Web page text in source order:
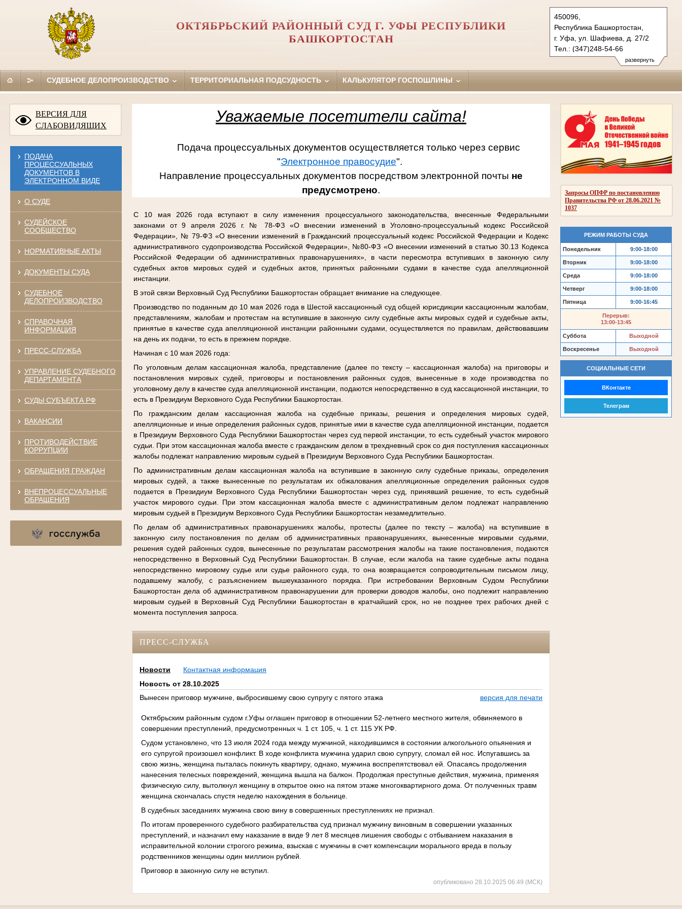
развернуть
450096,
Республика Башкортостан,
г. Уфа, ул. Шафиева, д. 27/2
Тел.: (347)248-54-66
oktiabrsky.bkr@sudrf.ru
схема проезда
ОКТЯБРЬСКИЙ РАЙОННЫЙ СУД Г. УФЫ РЕСПУБЛИКИ
БАШКОРТОСТАН
СУДЕБНОЕ ДЕЛОПРОИЗВОДСТВО ТЕРРИТОРИАЛЬНАЯ ПОДСУДНОСТЬ КАЛЬКУЛЯТОР ГОСПОШЛИНЫ
ВЕРСИЯ ДЛЯ
СЛАБОВИДЯЩИХ
ПОДАЧА
ПРОЦЕССУАЛЬНЫХ
ДОКУМЕНТОВ В
ЭЛЕКТРОННОМ ВИДЕ
О СУДЕ
СУДЕЙСКОЕ
СООБЩЕСТВО
НОРМАТИВНЫЕ АКТЫ
ДОКУМЕНТЫ СУДА
СУДЕБНОЕ
ДЕЛОПРОИЗВОДСТВО
СПРАВОЧНАЯ
ИНФОРМАЦИЯ
ПРЕСС-СЛУЖБА
УПРАВЛЕНИЕ СУДЕБНОГО
ДЕПАРТАМЕНТА
СУДЫ СУБЪЕКТА РФ
ВАКАНСИИ
ПРОТИВОДЕЙСТВИЕ
КОРРУПЦИИ
ОБРАЩЕНИЯ ГРАЖДАН
ВНЕПРОЦЕССУАЛЬНЫЕ
ОБРАЩЕНИЯ
Запросы ОПФР по постановлению
Правительства РФ от 28.06.2021 №
1037
РЕЖИМ РАБОТЫ СУДА
Понедельник 9:00-18:00
Вторник 9:00-18:00
Среда 9:00-18:00
Четверг 9:00-18:00
Пятница 9:00-16:45
Перерыв:
13:00-13:45
Суббота Выходной
Воскресенье Выходной
СОЦИАЛЬНЫЕ СЕТИ
ВКонтакте
Телеграм
Уважаемые посетители сайта!
Подача процессуальных документов осуществляется только через сервис
"Электронное правосудие".
Направление процессуальных документов посредством электронной почты не
предусмотрено.
С 10 мая 2026 года вступают в силу изменения процессуального законодательства, внесенные Федеральными
законами от 9 апреля 2026 г. № 78-ФЗ «О внесении изменений в Уголовно-процессуальный кодекс Российской
Федерации», № 79-ФЗ «О внесении изменений в Гражданский процессуальный кодекс Российской Федерации и Кодекс
административного судопроизводства Российской Федерации», №80-ФЗ «О внесении изменений в статью 30.13 Кодекса
Российской Федерации об административных правонарушениях», в части пересмотра вступивших в законную силу
судебных актов мировых судей и судебных актов, принятых районными судами в качестве суда апелляционной
инстанции.
В этой связи Верховный Суд Республики Башкортостан обращает внимание на следующее.
Производство по поданным до 10 мая 2026 года в Шестой кассационный суд общей юрисдикции кассационным жалобам,
представлениям, жалобам и протестам на вступившие в законную силу судебные акты мировых судей и судебные акты,
принятые в качестве суда апелляционной инстанции районными судами, осуществляется по правилам, действовавшим
на день их подачи, то есть в прежнем порядке.
Начиная с 10 мая 2026 года:
По уголовным делам кассационная жалоба, представление (далее по тексту – кассационная жалоба) на приговоры и
постановления мировых судей, приговоры и постановления районных судов, вынесенные в ходе производства по
уголовному делу в качестве суда апелляционной инстанции, подаются непосредственно в суд кассационной инстанции, то
есть в Президиум Верховного Суда Республики Башкортостан.
По гражданским делам кассационная жалоба на судебные приказы, решения и определения мировых судей,
апелляционные и иные определения районных судов, принятые ими в качестве суда апелляционной инстанции, подается
в Президиум Верховного Суда Республики Башкортостан через суд первой инстанции, то есть судебный участок мирового
судьи. При этом кассационная жалоба вместе с гражданским делом в трехдневный срок со дня поступления кассационных
жалобы подлежат направлению мировым судьей в Президиум Верховного Суда Республики Башкортостан.
По административным делам кассационная жалоба на вступившие в законную силу судебные приказы, определения
мировых судей, а также вынесенные по результатам их обжалования апелляционные определения районных судов
подается в Президиум Верховного Суда Республики Башкортостан через суд, принявший решение, то есть судебный
участок мирового судьи. При этом кассационная жалоба вместе с административным делом подлежат направлению
мировым судьей в Президиум Верховного Суда Республики Башкортостан незамедлительно.
По делам об административных правонарушениях жалобы, протесты (далее по тексту – жалоба) на вступившие в
законную силу постановления по делам об административных правонарушениях, вынесенные мировыми судьями,
решения судей районных судов, вынесенные по результатам рассмотрения жалобы на такие постановления, подаются
непосредственно в Верховный Суд Республики Башкортостан. В случае, если жалоба на такие судебные акты подана
непосредственно мировому судье или судье районного суда, то она возвращается сопроводительным письмом лицу,
подавшему жалобу, с разъяснением вышеуказанного порядка. При истребовании Верховным Судом Республики
Башкортостан дела об административном правонарушении для проверки доводов жалобы, оно подлежит направлению
мировым судьей в Верховный Суд Республики Башкортостан в кратчайший срок, но не позднее трех рабочих дней с
момента поступления запроса.
ПРЕСС-СЛУЖБА
Новости
Контактная информация
Новость от 28.10.2025
Вынесен приговор мужчине, выбросившему свою супругу с пятого этажа
версия для печати
Октябрьским районным судом г.Уфы оглашен приговор в отношении 52-летнего местного жителя, обвиняемого в
совершении преступлений, предусмотренных ч. 1 ст. 105, ч. 1 ст. 115 УК РФ.
Судом установлено, что 13 июля 2024 года между мужчиной, находившимся в состоянии алкогольного опьянения и
его супругой произошел конфликт. В ходе конфликта мужчина ударил свою супругу, сломал ей нос. Испугавшись за
свою жизнь, женщина пыталась покинуть квартиру, однако, мужчина воспрепятствовал ей. Опасаясь продолжения
нанесения телесных повреждений, женщина вышла на балкон. Продолжая преступные действия, мужчина, применяя
физическую силу, вытолкнул женщину в открытое окно на пятом этаже многоквартирного дома. От полученных травм
женщина скончалась спустя неделю нахождения в больнице.
В судебных заседаниях мужчина свою вину в совершенных преступлениях не признал.
По итогам проверенного судебного разбирательства суд признал мужчину виновным в совершении указанных
преступлений, и назначил ему наказание в виде 9 лет 8 месяцев лишения свободы с отбыванием наказания в
исправительной колонии строгого режима, взыскав с мужчины в счет компенсации морального вреда в пользу
родственников женщины один миллион рублей.
Приговор в законную силу не вступил.
опубликовано 28.10.2025 06:49 (МСК)